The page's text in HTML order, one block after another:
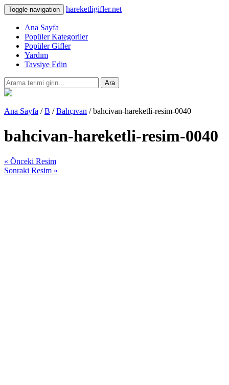
Toggle navigation hareketligifler.net
Ana Sayfa
Popüler Kategoriler
Popüler Gifler
Yardım
Tavsiye Edin
Ara
Ana Sayfa /B /Bahçıvan / bahcivan-hareketli-resim-0040
bahcivan-hareketli-resim-0040
« Önceki Resim
Sonraki Resim »